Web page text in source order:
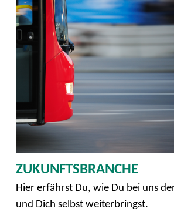
ZUKUNFTSBRANCHE
Hier erfährst Du, wie Du bei uns
und Dich selbst weiterbringst.